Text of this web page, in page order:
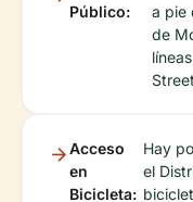
Público:
a pie
de
Acceso
en
Bicicleta:
Hay
el